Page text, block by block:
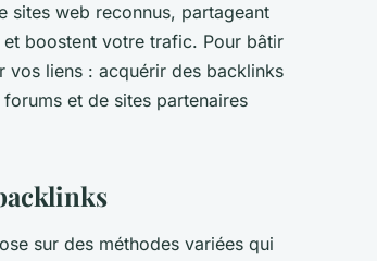
sites web reconnus, partageant
boostent votre trafic. Pour bâtir
vos liens : acquérir des backlinks
et de sites partenaires
sur des méthodes variées qui